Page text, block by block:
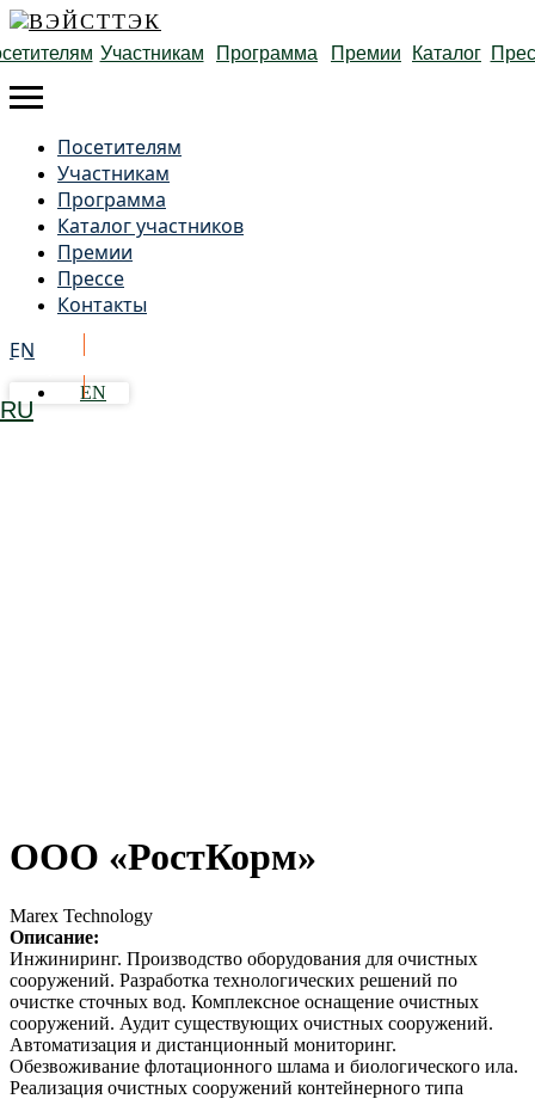
Получить бейдж
RU
Участникам Программа Премии Каталог
Посетителям
Участникам
Программа
Каталог участников
Премии
Прессе
Контакты
EN
EN
ООО «РостКорм»
Marex Technology
Описание:
Инжиниринг. Производство оборудования для очистных
сооружений. Разработка технологических решений по
очистке сточных вод. Комплексное оснащение очистных
сооружений. Аудит существующих очистных сооружений.
Автоматизация и дистанционный мониторинг.
Обезвоживание флотационного шлама и биологического ила.
Реализация очистных сооружений контейнерного типа